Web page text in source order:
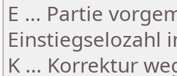
E ... Partie
Einstiegselozahl
K ... Korrektur